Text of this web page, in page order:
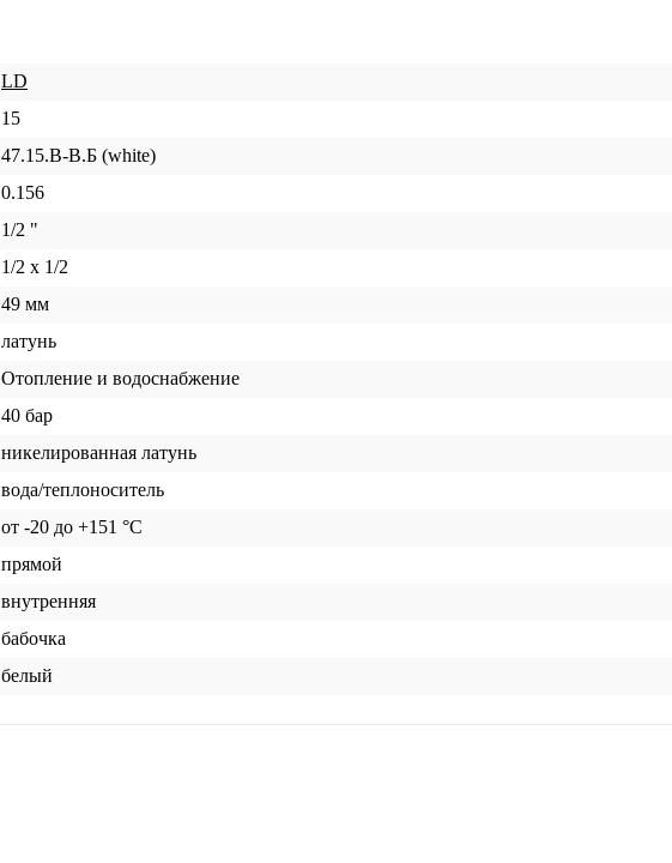
LD
15
47.15.В-В.Б (white)
0.156
1/2 "
1/2 x 1/2
49 мм
латунь
Отопление и водоснабжение
40 бар
никелированная латунь
вода/теплоноситель
от -20 до +151 °C
прямой
внутренняя
бабочка
белый